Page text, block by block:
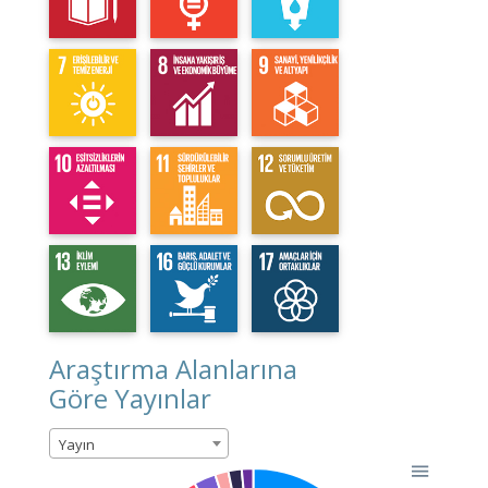
Araştırma Alanlarına
Göre Yayınlar
Yayın